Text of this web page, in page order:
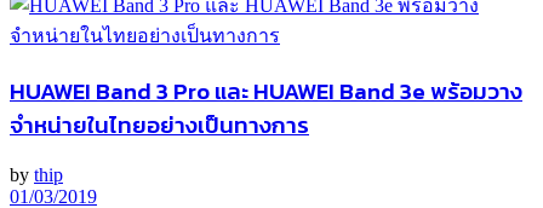
HUAWEI Band 3 Pro และ HUAWEI Band 3e พร้อมวาง
จำหน่ายในไทยอย่างเป็นทางการ
by thip
01/03/2019